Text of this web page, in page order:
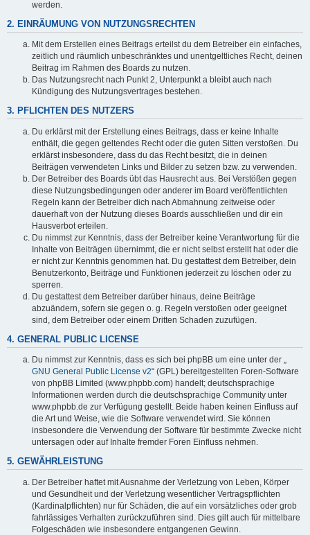
werden.
2. EINRÄUMUNG VON NUTZUNGSRECHTEN
Mit dem Erstellen eines Beitrags erteilst du dem Betreiber ein einfaches,
zeitlich und räumlich unbeschränktes und unentgeltliches Recht, deinen
Beitrag im Rahmen des Boards zu nutzen.
Das Nutzungsrecht nach Punkt 2, Unterpunkt a bleibt auch nach
Kündigung des Nutzungsvertrages bestehen.
3. PFLICHTEN DES NUTZERS
Du erklärst mit der Erstellung eines Beitrags, dass er keine Inhalte
enthält, die gegen geltendes Recht oder die guten Sitten verstoßen. Du
erklärst insbesondere, dass du das Recht besitzt, die in deinen
Beiträgen verwendeten Links und Bilder zu setzen bzw. zu verwenden.
Der Betreiber des Boards übt das Hausrecht aus. Bei Verstößen gegen
diese Nutzungsbedingungen oder anderer im Board veröffentlichten
Regeln kann der Betreiber dich nach Abmahnung zeitweise oder
dauerhaft von der Nutzung dieses Boards ausschließen und dir ein
Hausverbot erteilen.
Du nimmst zur Kenntnis, dass der Betreiber keine Verantwortung für die
Inhalte von Beiträgen übernimmt, die er nicht selbst erstellt hat oder die
er nicht zur Kenntnis genommen hat. Du gestattest dem Betreiber, dein
Benutzerkonto, Beiträge und Funktionen jederzeit zu löschen oder zu
sperren.
Du gestattest dem Betreiber darüber hinaus, deine Beiträge
abzuändern, sofern sie gegen o. g. Regeln verstoßen oder geeignet
sind, dem Betreiber oder einem Dritten Schaden zuzufügen.
4. GENERAL PUBLIC LICENSE
Du nimmst zur Kenntnis, dass es sich bei phpBB um eine unter der „
GNU General Public License v2“ (GPL) bereitgestellten Foren-Software
von phpBB Limited (www.phpbb.com) handelt; deutschsprachige
Informationen werden durch die deutschsprachige Community unter
www.phpbb.de zur Verfügung gestellt. Beide haben keinen Einfluss auf
die Art und Weise, wie die Software verwendet wird. Sie können
insbesondere die Verwendung der Software für bestimmte Zwecke nicht
untersagen oder auf Inhalte fremder Foren Einfluss nehmen.
5. GEWÄHRLEISTUNG
Der Betreiber haftet mit Ausnahme der Verletzung von Leben, Körper
und Gesundheit und der Verletzung wesentlicher Vertragspflichten
(Kardinalpflichten) nur für Schäden, die auf ein vorsätzliches oder grob
fahrlässiges Verhalten zurückzuführen sind. Dies gilt auch für mittelbare
Folgeschäden wie insbesondere entgangenen Gewinn.